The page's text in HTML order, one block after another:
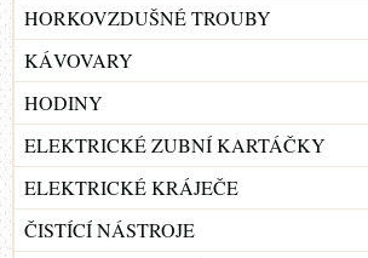
HORKOVZDUŠNÉ TROUBY
KÁVOVARY
HODINY
ELEKTRICKÉ ZUBNÍ KARTÁČKY
ELEKTRICKÉ KRÁJEČE
ČISTÍCÍ NÁSTROJE